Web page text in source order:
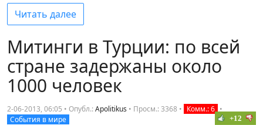
Читать далее
Митинги в Турции: по всей
стране задержаны около
1000 человек
2-06-2013, 06:05 • Опубл.:Apolitikus • Просм.: 3368 • Комм.: 6 •
События в мире
+12